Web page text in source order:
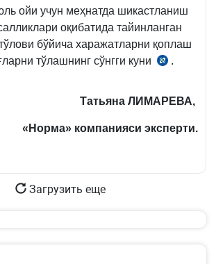
ойи учун меҳнатда шикастланиш
оқибатида тайинланган
бўйича харажатларни қоплаш
тўлашнинг сўнгги куни
б.,
рўйхат
.
Татьяна ЛИМАРЕВА,
«Норма» компанияси эксперти.
Загрузить еще